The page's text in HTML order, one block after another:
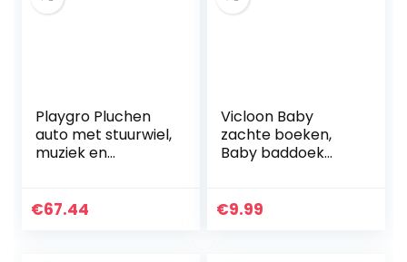
Playgro Pluchen
auto met stuurwiel,
muziek en
Music and Lights
€67.44
Vicloon Baby
zachte boeken,
Baby baddoek
jaar oude peuters
€9.99